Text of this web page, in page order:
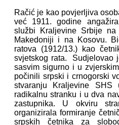
Račić je kao povjerljiva
već 1911. godine
službi Kraljevine Srbije
Makedoniji i na Kosovu.
ratova (1912/13.) kao
svjetskog rata. Sudjelovao
sasvim sigurno i u
počinili srpski i crnogorski
stvaranju Kraljevine
radikalnu stranku i u dva
zastupnika. U okviru
organizirala formiranje
srpskih četnika za